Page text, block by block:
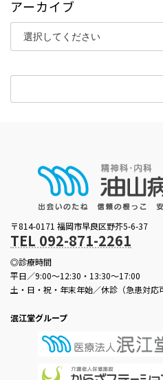
アーカイブ
索:
〒814-0171 福岡市早良区野芥5-6-37
TEL 092-871-2261
◎診療時間
平日／9:00～12:30・13:30～17:00
土・日・祝・年末年始／休診（急患対応
泯江堂グループ